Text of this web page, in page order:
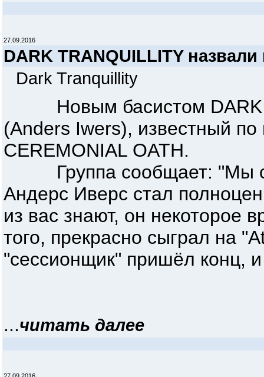
27.09.2016
DARK TRANQUILLITY
Dark Tranquillity
Новым басистом DARK
(Anders Iwers), известный по
CEREMONIAL OATH.
Группа сообщает: "Мы
Андерс Иверс стал
из вас знают, он некоторое
того, прекрасно сыграл на
"сессионщик" пришёл конц,
...читать далее